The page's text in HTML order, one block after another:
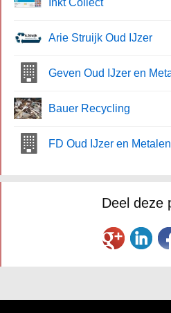
Arie Struijk Oud IJzer
Geven Oud IJzer en
Bauer Recycling
FD Oud IJzer en
Deel deze